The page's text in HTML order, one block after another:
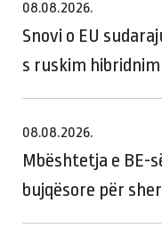
08.08.2026.
Snovi o EU
s ruskim
08.08.2026.
Mbështetja e
bujqësore për